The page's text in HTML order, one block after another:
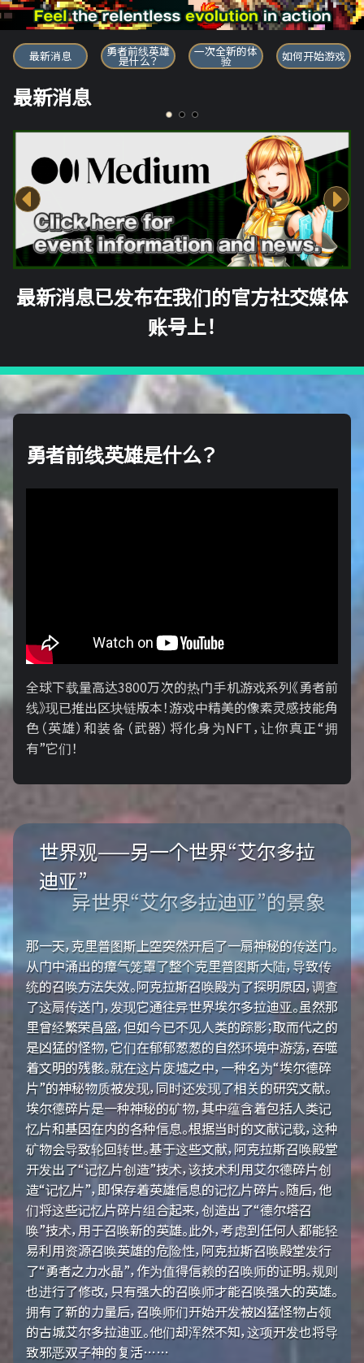
勇者前线英雄
最新消息 勇者前线英雄
是什么？
一次全新的体
验 如何开始游戏
最新消息
最新消息已发布在我们的官方社交媒体
账号上！
勇者前线英雄是什么？
全球下载量高达3800万次的热门手机游戏系列《勇者前
线》现已推出区块链版本！游戏中精美的像素灵感技能角
色（英雄）和装备（武器）将化身为NFT，让你真正“拥
有”它们！
世界观——另一个世界“艾尔多拉
迪亚”
异世界“艾尔多拉迪亚”的景象
那一天，克里普图斯上空突然开启了一扇神秘的传送门。
从门中涌出的瘴气笼罩了整个克里普图斯大陆，导致传
统的召唤方法失效。阿克拉斯召唤殿为了探明原因，调查
了这扇传送门，发现它通往异世界埃尔多拉迪亚。虽然那
里曾经繁荣昌盛，但如今已不见人类的踪影；取而代之的
是凶猛的怪物，它们在郁郁葱葱的自然环境中游荡，吞噬
着文明的残骸。就在这片废墟之中，一种名为“埃尔德碎
片”的神秘物质被发现，同时还发现了相关的研究文献。
埃尔德碎片是一种神秘的矿物，其中蕴含着包括人类记
忆片和基因在内的各种信息。根据当时的文献记载，这种
矿物会导致轮回转世。基于这些文献，阿克拉斯召唤殿堂
开发出了“记忆片创造”技术，该技术利用艾尔德碎片创
造“记忆片”，即保存着英雄信息的记忆片碎片。随后，他
们将这些记忆片碎片组合起来，创造出了“德尔塔召
唤”技术，用于召唤新的英雄。此外，考虑到任何人都能轻
易利用资源召唤英雄的危险性，阿克拉斯召唤殿堂发行
了“勇者之力水晶”，作为值得信赖的召唤师的证明。规则
也进行了修改，只有强大的召唤师才能召唤强大的英雄。
拥有了新的力量后，召唤师们开始开发被凶猛怪物占领
的古城艾尔多拉迪亚。他们却浑然不知，这项开发也将导
致邪恶双子神的复活……